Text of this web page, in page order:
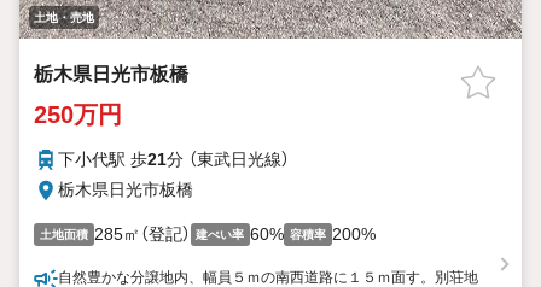
土地・売地
栃木県日光市板橋
250万円
下小代駅 歩21分 （東武日光線）
栃木県日光市板橋
土地面積 285㎡（登記） 建ぺい率 60% 容積率 200%
自然豊かな分譲地内、幅員５ｍの南西道路に１５ｍ面す。別荘地